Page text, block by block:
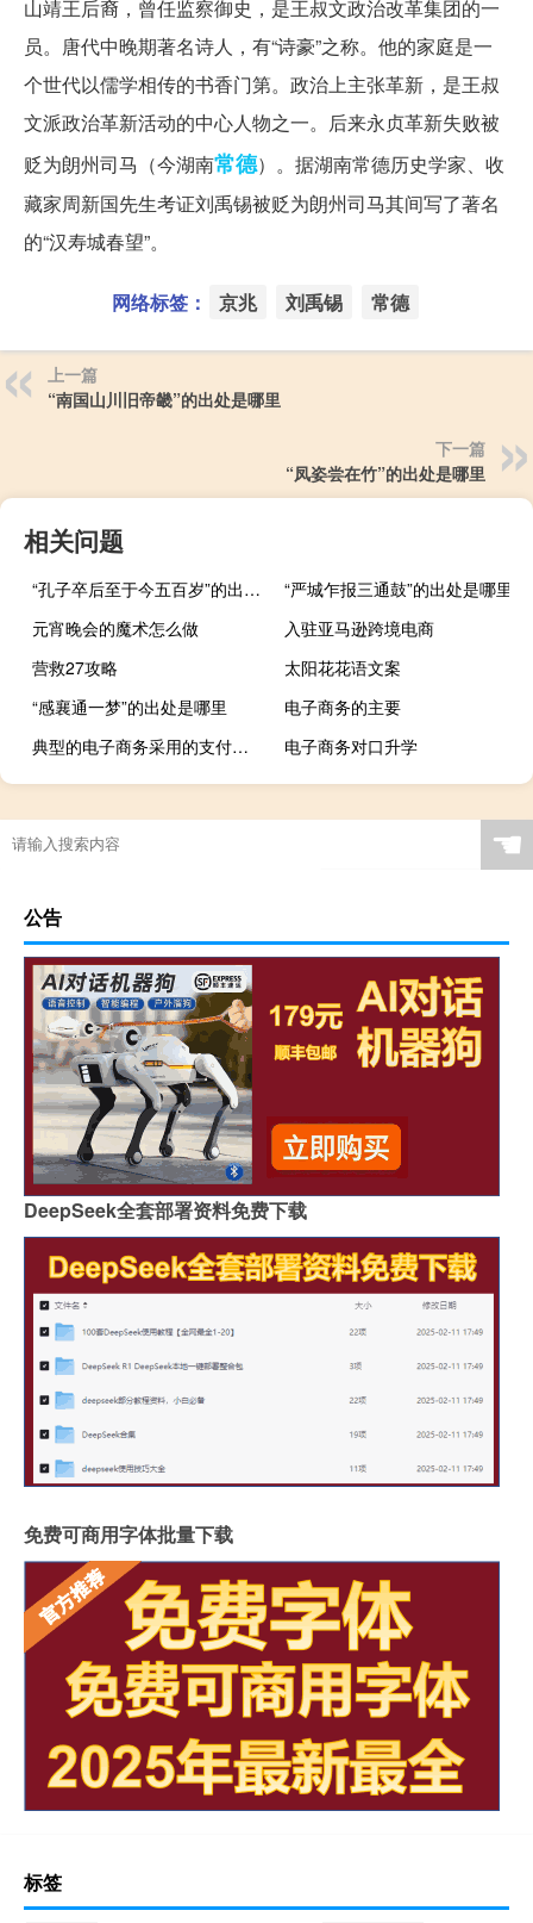
山靖王后裔，曾任监察御史，是王叔文政治改革集团的一
员。唐代中晚期著名诗人，有“诗豪”之称。他的家庭是一
个世代以儒学相传的书香门第。政治上主张革新，是王叔
文派政治革新活动的中心人物之一。后来永贞革新失败被
贬为朗州司马（今湖南常德）。据湖南常德历史学家、收
藏家周新国先生考证刘禹锡被贬为朗州司马其间写了著名
的“汉寿城春望”。
网络标签： 京兆 刘禹锡 常德
上一篇
“南国山川旧帝畿”的出处是哪里
下一篇
“凤姿尝在竹”的出处是哪里
相关问题
“孔子卒后至于今五百岁”的出处是哪里
“严城乍报三通鼓”的出处是哪里
元宵晚会的魔术怎么做
入驻亚马逊跨境电商
营救27攻略
太阳花花语文案
“感襄通一梦”的出处是哪里
电子商务的主要
典型的电子商务采用的支付方式是
电子商务对口升学
☚
公告
DeepSeek全套部署资料免费下载
免费可商用字体批量下载
标签